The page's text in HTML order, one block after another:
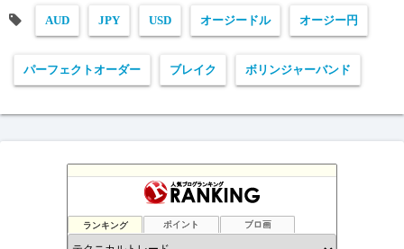
AUD JPY USD オージードル オージー円
パーフェクトオーダー ブレイク ボリンジャーバンド
ランキング ポイント ブロ画
負けない！無料「Immortal_EA」究極システムトレード
13位 テクニカル分析
FXマニア$豪ドル好きな店主のブログ